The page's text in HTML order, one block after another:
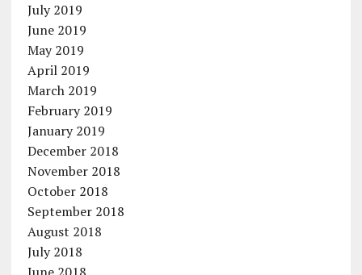
July 2019
June 2019
May 2019
April 2019
March 2019
February 2019
January 2019
December 2018
November 2018
October 2018
September 2018
August 2018
July 2018